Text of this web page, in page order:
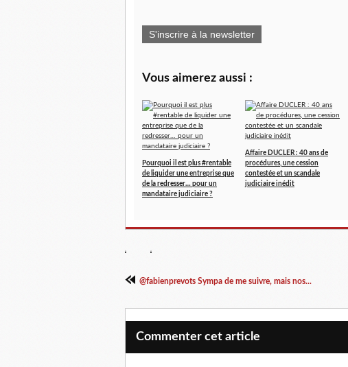
S'inscrire à la newsletter
Vous aimerez aussi :
Pourquoi il est plus #rentable
de liquider une entreprise que
de la redresser… pour un
mandataire judiciaire ?
Affaire DUCLER : 40 ans de
procédures, une cession
contestée et un scandale
judiciaire inédit
@fabienprevots Sympa de me suivre, mais nos...
Commenter cet article